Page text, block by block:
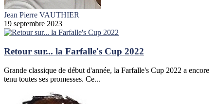
Jean Pierre VAUTHIER
19 septembre 2023
Retour sur... la Farfalle's Cup 2022
Grande classique de début d'année, la Farfalle's Cup 2022 a encore
tenu toutes ses promesses. Ce...